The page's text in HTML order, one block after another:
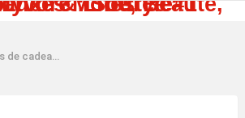
un amoureux des animaux dans votre vie